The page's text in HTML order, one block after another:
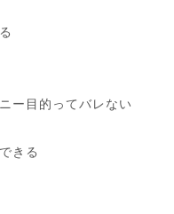
ー目的ってバレない
きる